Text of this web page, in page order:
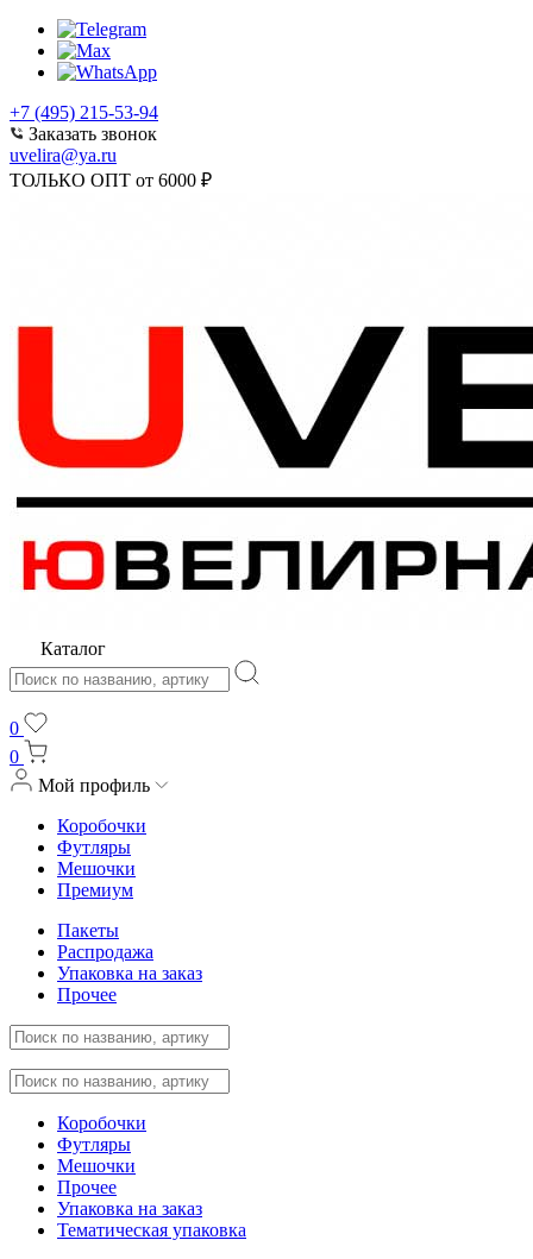
+7 (495) 215-53-94
Заказать звонок
uvelira@ya.ru
ТОЛЬКО ОПТ от 6000 ₽
Каталог
0
0
Мой профиль
Коробочки
Футляры
Мешочки
Премиум
Пакеты
Распродажа
Упаковка на заказ
Прочее
Коробочки
Футляры
Мешочки
Прочее
Упаковка на заказ
Тематическая упаковка